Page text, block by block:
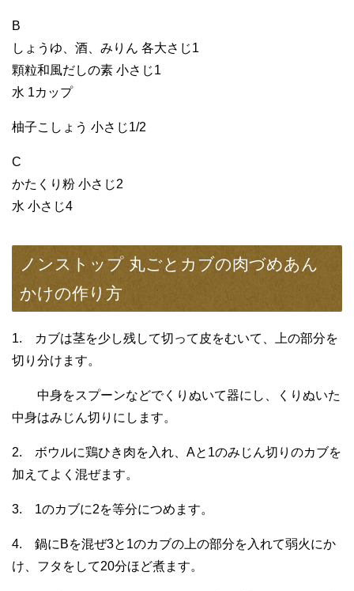
B
しょうゆ、酒、みりん 各大さじ1
顆粒和風だしの素 小さじ1
水 1カップ
柚子こしょう 小さじ1/2
C
かたくり粉 小さじ2
水 小さじ4
ノンストップ 丸ごとカブの肉づめあん
かけの作り方
1. カブは茎を少し残して切って皮をむいて、上の部分を
切り分けます。
中身をスプーンなどでくりぬいて器にし、くりぬいた
中身はみじん切りにします。
2. ボウルに鶏ひき肉を入れ、Aと1のみじん切りのカブを
加えてよく混ぜます。
3. 1のカブに2を等分につめます。
4. 鍋にBを混ぜ3と1のカブの上の部分を入れて弱火にか
け、フタをして20分ほど煮ます。